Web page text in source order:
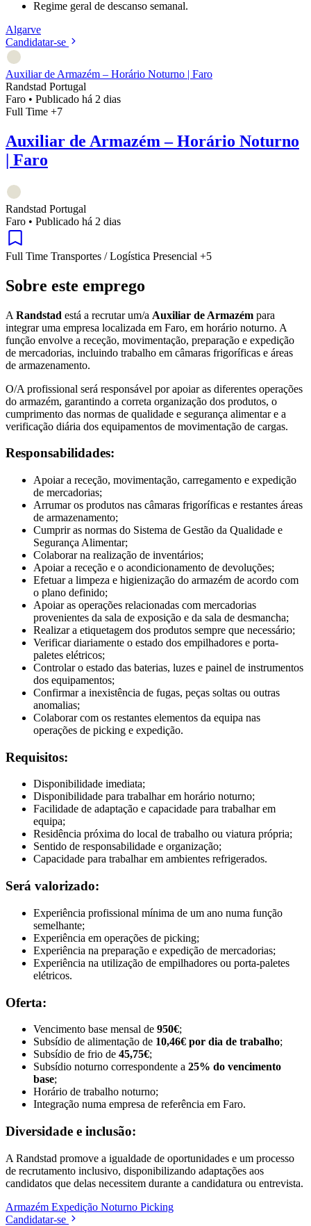
Regime geral de descanso semanal.
Algarve
Candidatar-se
Auxiliar de Armazém – Horário Noturno | Faro
Randstad Portugal
Faro • Publicado há 2 dias
Full Time +7
Auxiliar de Armazém – Horário Noturno
| Faro
Randstad Portugal
Faro • Publicado há 2 dias
Full Time Transportes / Logística Presencial +5
Sobre este emprego
A Randstad está a recrutar um/a Auxiliar de Armazém para
integrar uma empresa localizada em Faro, em horário noturno. A
função envolve a receção, movimentação, preparação e expedição
de mercadorias, incluindo trabalho em câmaras frigoríficas e áreas
de armazenamento.
O/A profissional será responsável por apoiar as diferentes operações
do armazém, garantindo a correta organização dos produtos, o
cumprimento das normas de qualidade e segurança alimentar e a
verificação diária dos equipamentos de movimentação de cargas.
Responsabilidades:
Apoiar a receção, movimentação, carregamento e expedição
de mercadorias;
Arrumar os produtos nas câmaras frigoríficas e restantes áreas
de armazenamento;
Cumprir as normas do Sistema de Gestão da Qualidade e
Segurança Alimentar;
Colaborar na realização de inventários;
Apoiar a receção e o acondicionamento de devoluções;
Efetuar a limpeza e higienização do armazém de acordo com
o plano definido;
Apoiar as operações relacionadas com mercadorias
provenientes da sala de exposição e da sala de desmancha;
Realizar a etiquetagem dos produtos sempre que necessário;
Verificar diariamente o estado dos empilhadores e porta-
paletes elétricos;
Controlar o estado das baterias, luzes e painel de instrumentos
dos equipamentos;
Confirmar a inexistência de fugas, peças soltas ou outras
anomalias;
Colaborar com os restantes elementos da equipa nas
operações de picking e expedição.
Requisitos:
Disponibilidade imediata;
Disponibilidade para trabalhar em horário noturno;
Facilidade de adaptação e capacidade para trabalhar em
equipa;
Residência próxima do local de trabalho ou viatura própria;
Sentido de responsabilidade e organização;
Capacidade para trabalhar em ambientes refrigerados.
Será valorizado:
Experiência profissional mínima de um ano numa função
semelhante;
Experiência em operações de picking;
Experiência na preparação e expedição de mercadorias;
Experiência na utilização de empilhadores ou porta-paletes
elétricos.
Oferta:
Vencimento base mensal de 950€;
Subsídio de alimentação de 10,46€ por dia de trabalho;
Subsídio de frio de 45,75€;
Subsídio noturno correspondente a 25% do vencimento
base;
Horário de trabalho noturno;
Integração numa empresa de referência em Faro.
Diversidade e inclusão:
A Randstad promove a igualdade de oportunidades e um processo
de recrutamento inclusivo, disponibilizando adaptações aos
candidatos que delas necessitem durante a candidatura ou entrevista.
Armazém Expedição Noturno Picking
Candidatar-se